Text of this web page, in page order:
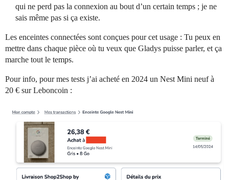
qui ne perd pas la connexion au bout d’un certain temps ; je ne
sais même pas si ça existe.
Les enceintes connectées sont conçues pour cet usage : Tu peux en
mettre dans chaque pièce où tu veux que Gladys puisse parler, et ça
marche tout le temps.
Pour info, pour mes tests j’ai acheté en 2024 un Nest Mini neuf à
20 € sur Leboncoin :